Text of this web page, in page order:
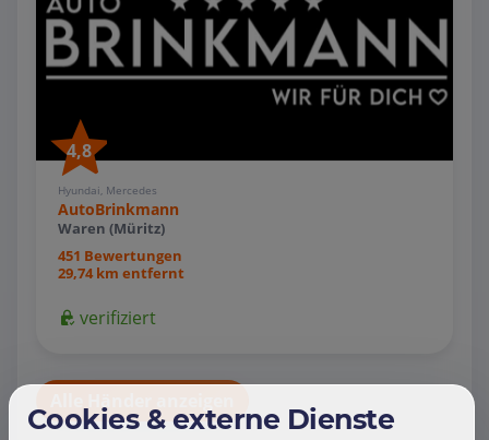
4,8
Hyundai, Mercedes
AutoBrinkmann
Waren (Müritz)
451 Bewertungen
29,74 km entfernt
verifiziert
Cookies & externe Dienste